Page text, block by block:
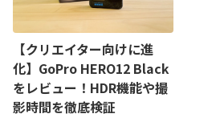
【クリエイター向けに進
化】GoPro HERO12 Black
をレビュー！HDR機能や撮
影時間を徹底検証